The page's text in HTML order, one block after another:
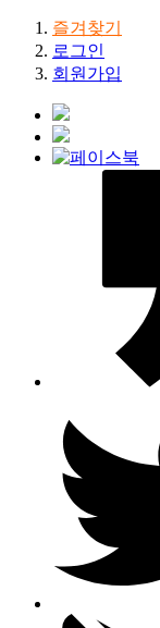
즐겨찾기
로그인
회원가입